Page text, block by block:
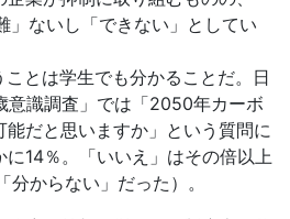
」ないし「できない」としてい
とは学生でも分かることだ。日
意識調査」では「2050年カーボ
能だと思いますか」という質問に
14％。「いいえ」はその倍以上
からない」だった）。